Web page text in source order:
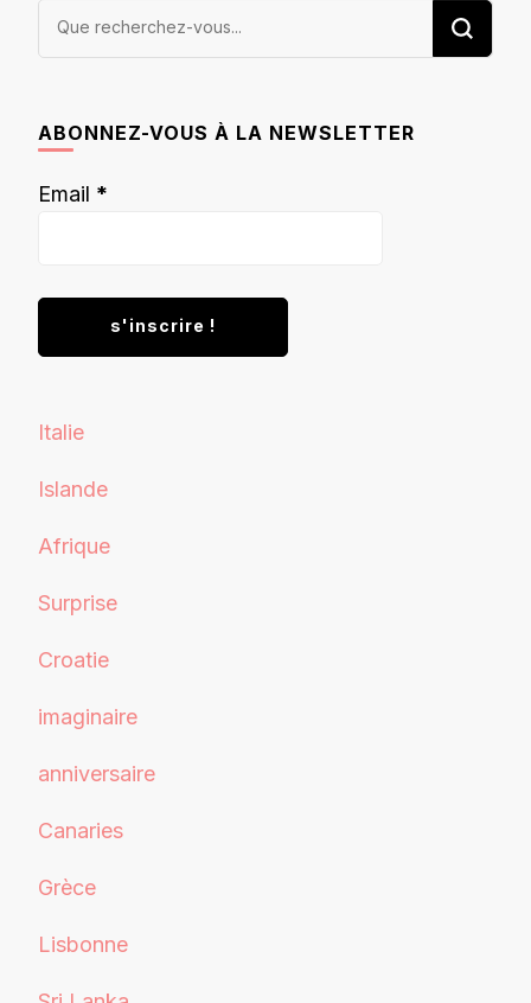
Vous
ABONNEZ-VOUS À LA NEWSLETTER
Email *
Italie
Islande
Afrique
Surprise
Croatie
imaginaire
anniversaire
Canaries
Grèce
Lisbonne